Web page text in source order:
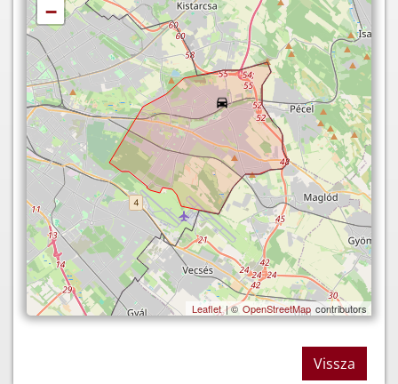
−
Leaflet| ©OpenStreetMap contributors
Vissza